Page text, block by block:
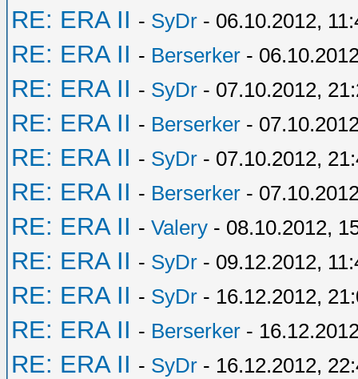
RE: ERA II - SyDr - 06.10.2012,
RE: ERA II - Berserker -
RE: ERA II - SyDr - 07.10.2012,
RE: ERA II - Berserker -
RE: ERA II - SyDr - 07.10.2012,
RE: ERA II - Berserker -
RE: ERA II - Valery - 08.10.2012,
RE: ERA II - SyDr - 09.12.2012,
RE: ERA II - SyDr - 16.12.2012,
RE: ERA II - Berserker -
RE: ERA II - SyDr - 16.12.2012,